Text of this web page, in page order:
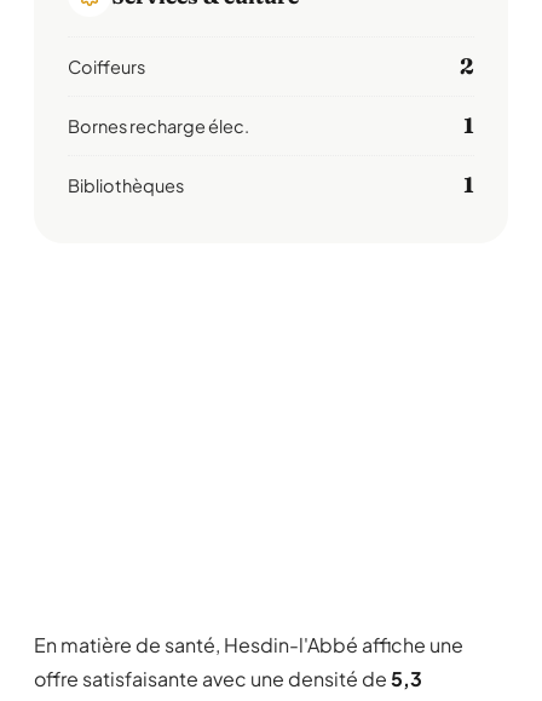
Coiffeurs 2
Bornes recharge élec. 1
Bibliothèques 1
En matière de santé, Hesdin-l'Abbé affiche une
offre satisfaisante avec une densité de5,3